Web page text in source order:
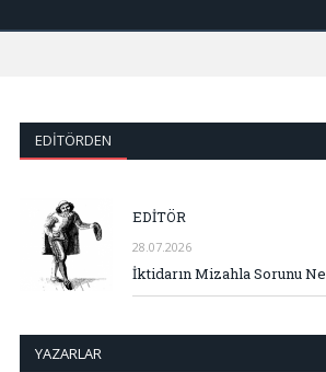
EDITÖRDEN
EDİTÖR
28.07.2026
İktidarın Mizahla Sorunu Ne
YAZARLAR